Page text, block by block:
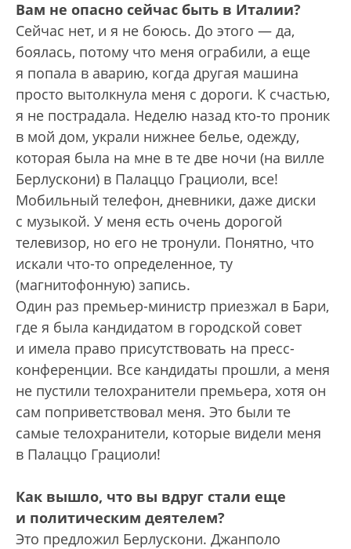
Вам не опасно сейчас быть в Италии?
Сейчас нет, и я не боюсь. До этого — да,
боялась, потому что меня ограбили, а еще
я попала в аварию, когда другая машина
просто вытолкнула меня с дороги. К счастью,
я не пострадала. Неделю назад кто-то проник
в мой дом, украли нижнее белье, одежду,
которая была на мне в те две ночи (на вилле
Берлускони) в Палаццо Грациоли, все!
Мобильный телефон, дневники, даже диски
с музыкой. У меня есть очень дорогой
телевизор, но его не тронули. Понятно, что
искали что-то определенное, ту
(магнитофонную) запись.
Один раз премьер-министр приезжал в Бари,
где я была кандидатом в городской совет
и имела право присутствовать на пресс-
конференции. Все кандидаты прошли, а меня
не пустили телохранители премьера, хотя он
сам поприветствовал меня. Это были те
самые телохранители, которые видели меня
в Палаццо Грациоли!
Как вышло, что вы вдруг стали еще
и политическим деятелем?
Это предложил Берлускони. Джанполо